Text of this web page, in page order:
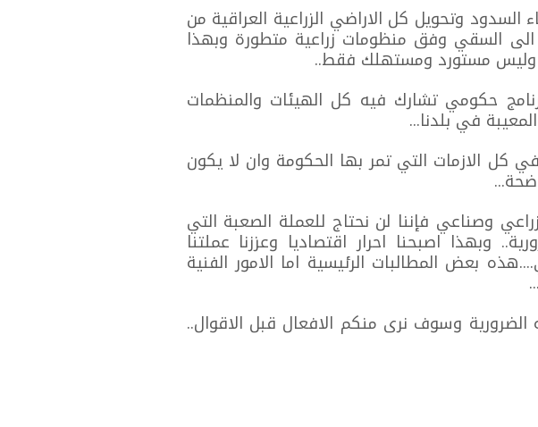
وتحويل كل الاراضي الزراعية العراقية من
السقي وفق منظومات زراعية متطورة وبهذا
وليس مستورد ومستهلك فقط..
حكومي تشارك فيه كل الهيئات والمنظمات
في بلدنا...
الازمات التي تمر بها الحكومة وان لا يكون
وصناعي فإننا لن نحتاج للعملة الصعبة التي
وبهذا اصبحنا احرار اقتصاديا وعززنا عملتنا
بعض المطالبات الرئيسية اما الامور الفنية
وسوف نرى منكم الافعال قبل الاقوال..